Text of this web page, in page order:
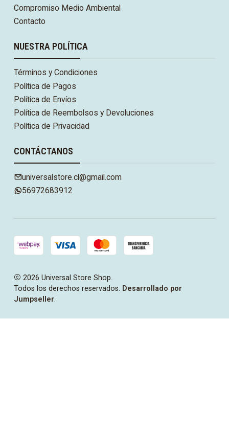
Compromiso Medio Ambiental
Contacto
NUESTRA POLÍTICA
Términos y Condiciones
Política de Pagos
Política de Envíos
Política de Reembolsos y Devoluciones
Política de Privacidad
CONTÁCTANOS
universalstore.cl@gmail.com
56972683912
2026 Universal Store Shop.
Todos los derechos reservados. Desarrollado por
Jumpseller.